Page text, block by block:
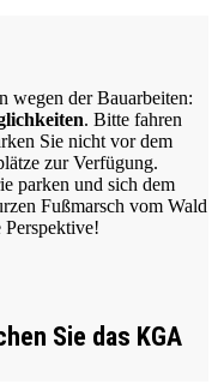
wegen der Bauarbeiten:
. Bitte fahren
Sie nicht vor dem
zur Verfügung.
parken und sich dem
Fußmarsch vom Wald
Perspektive!
Sie das KGA